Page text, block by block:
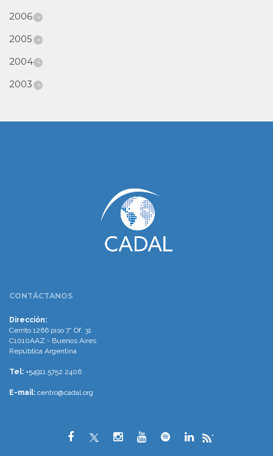
2006
2005
2004
2003
CONTÁCTANOS
Dirección:
Cerrito 1266 piso 7° Of. 31
C1010AAZ - Buenos Aires
República Argentina
Tel: +54911 5752 2406
E-mail: centro@cadal.org
"